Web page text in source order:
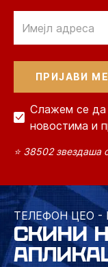
Слажем се да
новостима и
⭐ 38502 звездаша
ТЕЛЕФОН ЦЕО -
СКИНИ